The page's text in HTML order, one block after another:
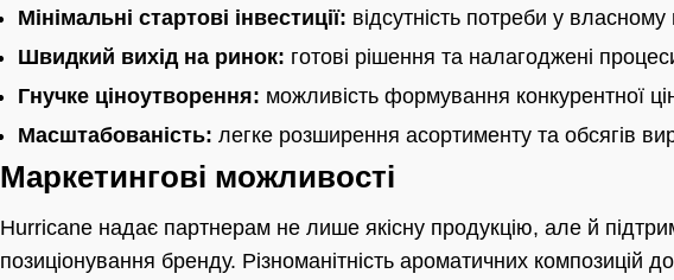
Мінімальні стартові інвестиції: відсутність потреби у власному
Швидкий вихід на ринок: готові рішення та налагоджені
Гнучке ціноутворення: можливість формування конкурентної
Масштабованість: легке розширення асортименту та обсягів
Маркетингові можливості
Hurricane надає партнерам не лише якісну продукцію, але й
позиціонування бренду. Різноманітність ароматичних композицій